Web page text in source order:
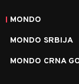
MONDO
MONDO SRBIJA
MONDO CRNA